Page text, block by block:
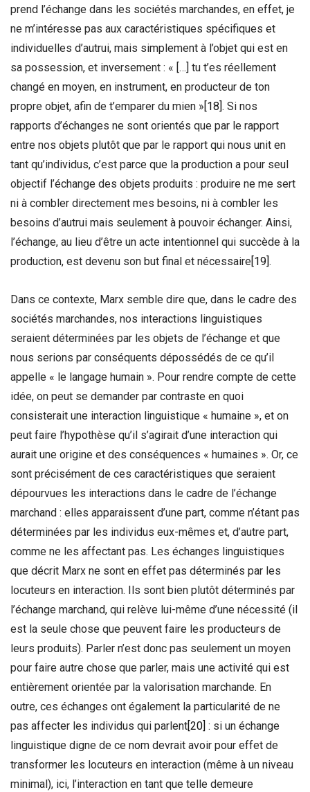
prend l’échange dans les sociétés marchandes, en effet, je
ne m’intéresse pas aux caractéristiques spécifiques et
individuelles d’autrui, mais simplement à l’objet qui est en
sa possession, et inversement : « […] tu t’es réellement
changé en moyen, en instrument, en producteur de ton
propre objet, afin de t’emparer du mien »[18]. Si nos
rapports d’échanges ne sont orientés que par le rapport
entre nos objets plutôt que par le rapport qui nous unit en
tant qu’individus, c’est parce que la production a pour seul
objectif l’échange des objets produits : produire ne me sert
ni à combler directement mes besoins, ni à combler les
besoins d’autrui mais seulement à pouvoir échanger. Ainsi,
l’échange, au lieu d’être un acte intentionnel qui succède à la
production, est devenu son but final et nécessaire[19].
Dans ce contexte, Marx semble dire que, dans le cadre des
sociétés marchandes, nos interactions linguistiques
seraient déterminées par les objets de l’échange et que
nous serions par conséquents dépossédés de ce qu’il
appelle « le langage humain ». Pour rendre compte de cette
idée, on peut se demander par contraste en quoi
consisterait une interaction linguistique « humaine », et on
peut faire l’hypothèse qu’il s’agirait d’une interaction qui
aurait une origine et des conséquences « humaines ». Or, ce
sont précisément de ces caractéristiques que seraient
dépourvues les interactions dans le cadre de l’échange
marchand : elles apparaissent d’une part, comme n’étant pas
déterminées par les individus eux-mêmes et, d’autre part,
comme ne les affectant pas. Les échanges linguistiques
que décrit Marx ne sont en effet pas déterminés par les
locuteurs en interaction. Ils sont bien plutôt déterminés par
l’échange marchand, qui relève lui-même d’une nécessité (il
est la seule chose que peuvent faire les producteurs de
leurs produits). Parler n’est donc pas seulement un moyen
pour faire autre chose que parler, mais une activité qui est
entièrement orientée par la valorisation marchande. En
outre, ces échanges ont également la particularité de ne
pas affecter les individus qui parlent [20] : si un échange
linguistique digne de ce nom devrait avoir pour effet de
transformer les locuteurs en interaction (même à un niveau
minimal), ici, l’interaction en tant que telle demeure